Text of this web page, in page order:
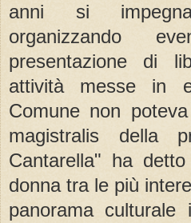
anni si
organizzando
presentazione di
attività messe in
Comune non
magistralis della
Cantarella" ha
donna tra le più
panorama culturale